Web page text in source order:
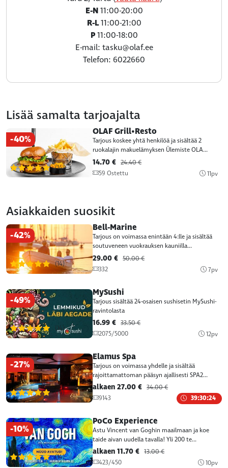
E-N11:00-20:00
R-L11:00-21:00
P11:00-18:00
E-mail: tasku@olaf.ee
Telefon: 6022660
Lisää samalta tarjoajalta
-40%
(14)
OLAF Grill•Resto
Tarjous koskee yhtä henkilöä ja sisältää 2
ruokalajin makuelämyksen Ülemiste OLA...
14.70 € 24.40 €
59 Ostettu
11pv
Asiakkaiden suosikit
-42%
(14)
Bell-Marine
Tarjous on voimassa enintään 4:lle ja sisältää
soutuveneen vuokrauksen kauniilla...
29.00 € 50.00 €
332
7pv
-49%
(14)
MySushi
Tarjous sisältää 24-osaisen sushisetin MySushi-
ravintolasta
16.99 € 33.50 €
2075/5000
12pv
-27%
(14)
Elamus Spa
Tarjous on voimassa yhdelle ja sisältää
rajoittamattoman pääsyn ajallisesti SPA2...
alkaen 27.00 € 34.00 €
9143
39:30:24
-10%
(14)
PoCo Experience
Astu Vincent van Goghin maailmaan ja koe
taide aivan uudella tavalla! Yli 200 te...
alkaen 11.70 € 13.00 €
423/450
10pv